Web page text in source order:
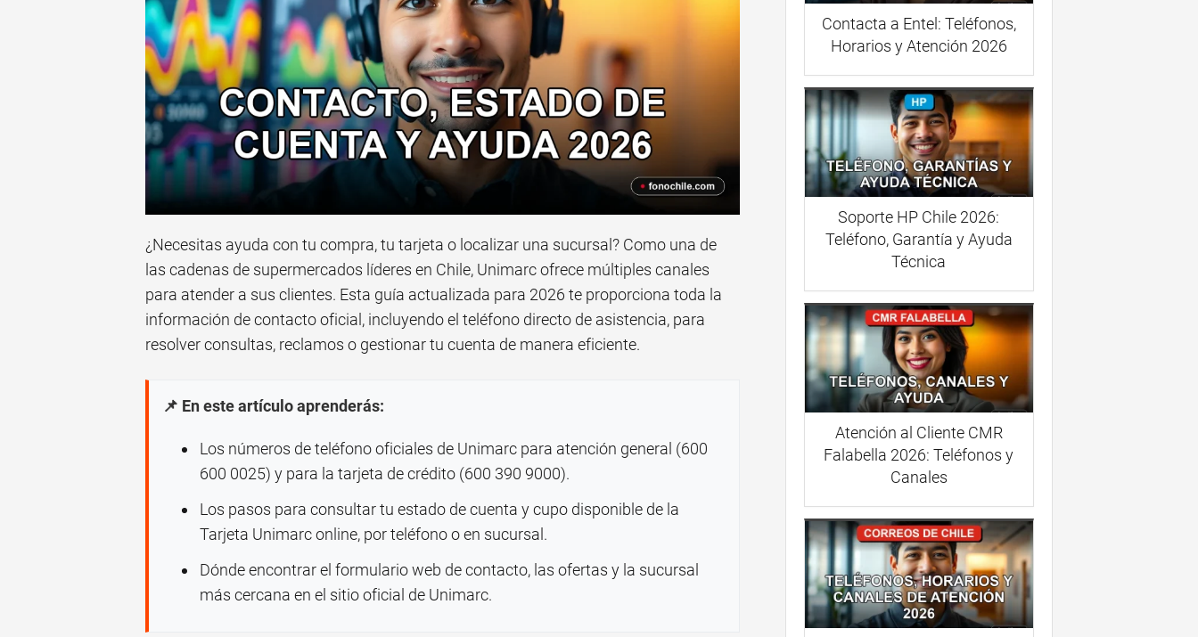
¿Necesitas ayuda con tu compra, tu tarjeta o localizar una sucursal? Como una de
las cadenas de supermercados líderes en Chile, Unimarc ofrece múltiples canales
para atender a sus clientes. Esta guía actualizada para 2026 te proporciona toda la
información de contacto oficial, incluyendo el teléfono directo de asistencia, para
resolver consultas, reclamos o gestionar tu cuenta de manera eficiente.
📌 En este artículo aprenderás:
Los números de teléfono oficiales de Unimarc para atención general (600
600 0025) y para la tarjeta de crédito (600 390 9000).
Los pasos para consultar tu estado de cuenta y cupo disponible de la
Tarjeta Unimarc online, por teléfono o en sucursal.
Dónde encontrar el formulario web de contacto, las ofertas y la sucursal
más cercana en el sitio oficial de Unimarc.
Contacta a Entel: Teléfonos,
Horarios y Atención 2026
Soporte HP Chile 2026:
Teléfono, Garantía y Ayuda
Técnica
Atención al Cliente CMR
Falabella 2026: Teléfonos y
Canales